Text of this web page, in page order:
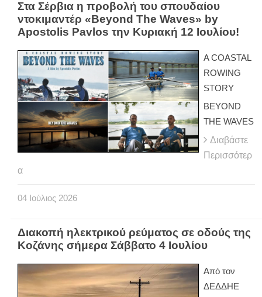
Στα Σέρβια η προβολή του σπουδαίου
ντοκιμαντέρ «Beyond The Waves» by
Apostolis Pavlos την Κυριακή 12 Ιουλίου!
A COASTAL
ROWING
STORY
BEYOND
THE WAVES
Διαβάστε
Περισσότερ
α
04 Ιούλιος 2026
Διακοπή ηλεκτρικού ρεύματος σε οδούς της
Κοζάνης σήμερα Σάββατο 4 Ιουλίου
Από τον
ΔΕΔΔΗΕ